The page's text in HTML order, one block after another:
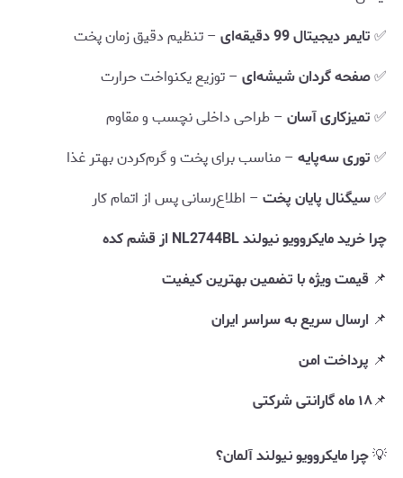
✅تایمر دیجیتال 99 دقیقه‌ای
– تنظیم دقیق زمان پخت
✅صفحه گردان شیشه‌ای– توزیع یکنواخت حرارت
✅تمیزکاری آسان– طراحی داخلی نچسب و مقاوم
✅توری سه‌پایه– مناسب برای پخت و گرم‌کردن بهتر غذا
✅سیگنال پایان پخت– اطلاع‌رسانی پس از اتمام کار
چراخرید مایکروویو نیولند NL2744BL از قشم کده
📌 قیمت ویژه با تضمین بهترین کیفیت
📌 ارسال سریع به سراسر ایران
📌 پرداخت امن
📌۱۸ ماه گارانتی شرکتی
💡چرا مایکروویو نیولند آلمان؟